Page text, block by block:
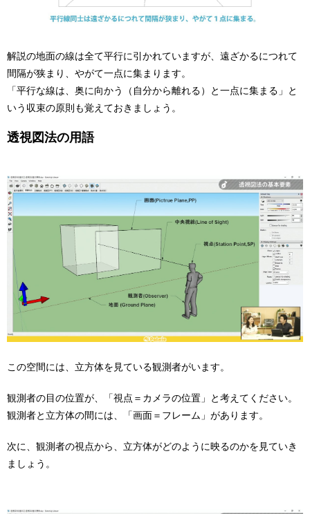
解説の地面の線は全て平行に引かれていますが、遠ざかるにつれて
間隔が狭まり、やがて一点に集まります。
「平行な線は、奥に向かう（自分から離れる）と一点に集まる」と
いう収束の原則も覚えておきましょう。
透視図法の用語
この空間には、立方体を見ている観測者がいます。
観測者の目の位置が、「視点＝カメラの位置」と考えてください。
観測者と立方体の間には、「画面＝フレーム」があります。
次に、観測者の視点から、立方体がどのように映るのかを見ていき
ましょう。